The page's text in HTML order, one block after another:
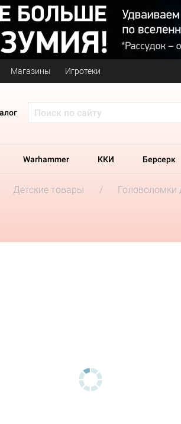
Магазины Игротеки
Warhammer ККИ Берсерк
Детские товары Головоломки